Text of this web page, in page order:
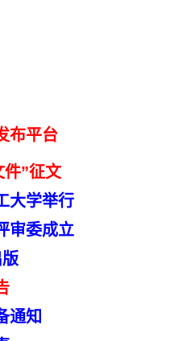
布平台
件”征文
大学举行
审委成立
版
通知